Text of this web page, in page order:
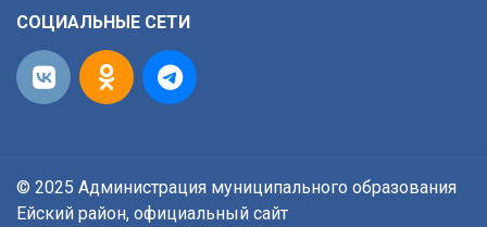
СОЦИАЛЬНЫЕ СЕТИ
© 2025 Администрация муниципального образования
Ейский район, официальный сайт